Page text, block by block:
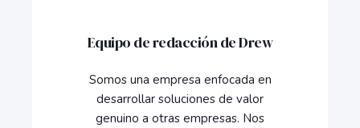
Equipo de redacción de Drew
Somos una empresa enfocada en
desarrollar soluciones de valor
genuino a otras empresas. Nos